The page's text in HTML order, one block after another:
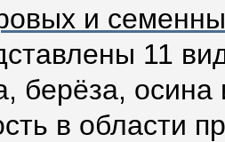
и
11
берёза, осина
в области